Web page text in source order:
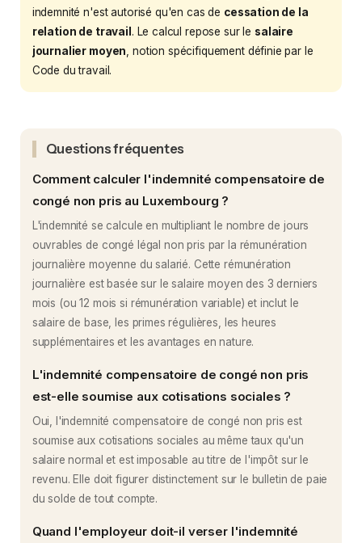
indemnité n'est autorisé qu'en cas de cessation de la
relation de travail. Le calcul repose sur le salaire
journalier moyen , notion spécifiquement définie par le
Code du travail.
Questions fréquentes
Comment calculer l'indemnité compensatoire de
congé non pris au Luxembourg ?
L'indemnité se calcule en multipliant le nombre de jours
ouvrables de congé légal non pris par la rémunération
journalière moyenne du salarié. Cette rémunération
journalière est basée sur le salaire moyen des 3 derniers
mois (ou 12 mois si rémunération variable) et inclut le
salaire de base, les primes régulières, les heures
supplémentaires et les avantages en nature.
L'indemnité compensatoire de congé non pris
est-elle soumise aux cotisations sociales ?
Oui, l'indemnité compensatoire de congé non pris est
soumise aux cotisations sociales au même taux qu'un
salaire normal et est imposable au titre de l'impôt sur le
revenu. Elle doit figurer distinctement sur le bulletin de paie
du solde de tout compte.
Quand l'employeur doit-il verser l'indemnité